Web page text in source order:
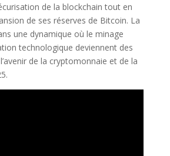
de la blockchain tout en
de ses réserves de Bitcoin. La
une dynamique où le minage
technologique deviennent des
de la cryptomonnaie et de la